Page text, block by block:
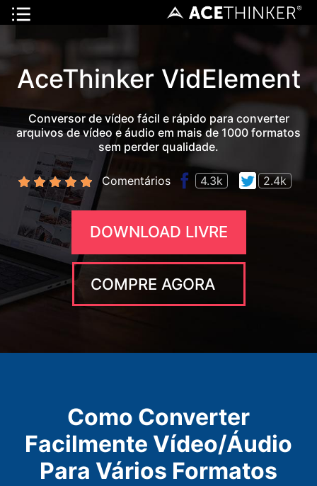
AceThinker VidElement
Conversor de vídeo fácil e rápido para converter
arquivos de vídeo e áudio em mais de 1000 formatos
sem perder qualidade.
Comentários 4.3k 2.4k
DOWNLOAD LIVRE
COMPRE AGORA
Como Converter
Facilmente Vídeo/Áudio
Para Vários Formatos